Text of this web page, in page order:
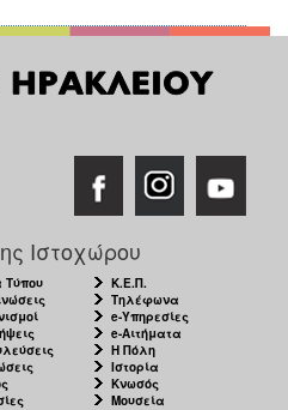
Ιστοχώρου
Τύπου
Κ.Ε.Π.
Τηλέφωνα
e-Υπηρεσίες
e-Αιτήματα
Η Πόλη
Ιστορία
Κνωσός
Μουσεία